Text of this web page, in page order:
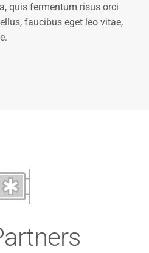
quis fermentum risus orci
faucibus eget leo vitae,